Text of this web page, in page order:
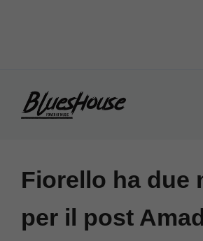
Fiorello ha due
per il post